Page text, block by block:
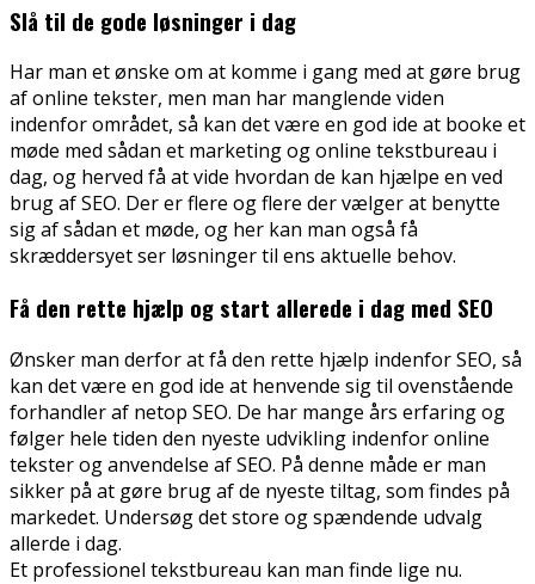
Slå til de gode løsninger i dag
Har man et ønske om at komme i gang med at gøre brug
af online tekster, men man har manglende viden
indenfor området, så kan det være en god ide at booke et
møde med sådan et marketing og online tekstbureau i
dag, og herved få at vide hvordan de kan hjælpe en ved
brug af SEO. Der er flere og flere der vælger at benytte
sig af sådan et møde, og her kan man også få
skræddersyet ser løsninger til ens aktuelle behov.
Få den rette hjælp og start allerede i dag med SEO
Ønsker man derfor at få den rette hjælp indenfor SEO, så
kan det være en god ide at henvende sig til ovenstående
forhandler af netop SEO. De har mange års erfaring og
følger hele tiden den nyeste udvikling indenfor online
tekster og anvendelse af SEO. På denne måde er man
sikker på at gøre brug af de nyeste tiltag, som findes på
markedet. Undersøg det store og spændende udvalg
allerde i dag.
Et professionel tekstbureau kan man finde lige nu.